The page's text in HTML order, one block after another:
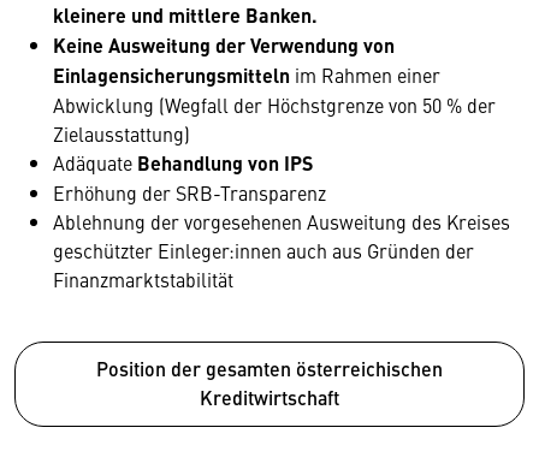
kleinere und mittlere Banken.
Keine Ausweitung der Verwendung von
Einlagensicherungsmitteln im Rahmen einer
Abwicklung (Wegfall der Höchstgrenze von 50 % der
Zielausstattung)
Adäquate Behandlung von IPS
Erhöhung der SRB-Transparenz
Ablehnung der vorgesehenen Ausweitung des Kreises
geschützter Einleger:innen auch aus Gründen der
Finanzmarktstabilität
Position der gesamten österreichischen
Kreditwirtschaft